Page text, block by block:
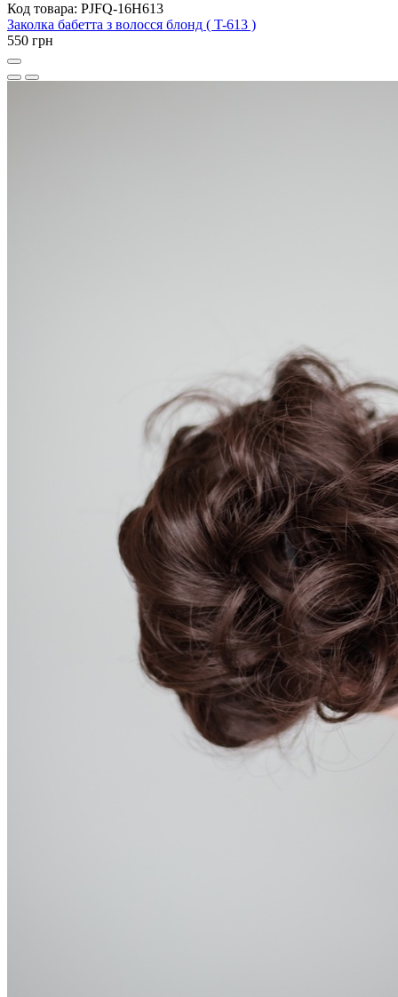
Код товара: PJFQ-16H613
Заколка бабетта з волосся блонд ( T-613 )
550 грн